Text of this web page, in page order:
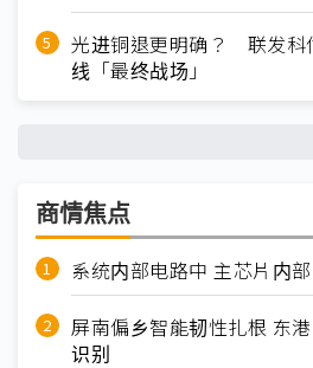
光进铜退更明确？ 联发科
线「最终战场」
商情焦点
系统内部电路中 主芯片内
屏南偏乡智能韧性扎根 东
识别